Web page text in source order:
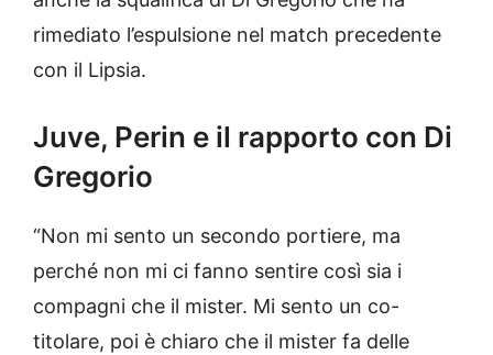
rimediato l’espulsione nel match precedente
con il Lipsia.
Juve, Perin e il rapporto con Di
Gregorio
“Non mi sento un secondo portiere, ma
perché non mi ci fanno sentire così sia i
compagni che il mister. Mi sento un co-
titolare, poi è chiaro che il mister fa delle